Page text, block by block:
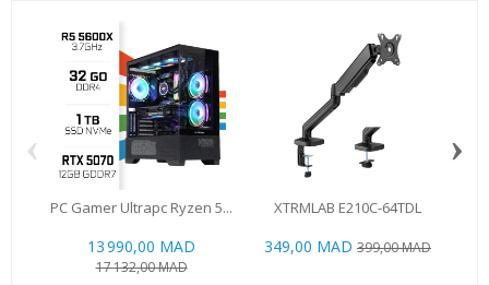
PC Gamer Ultrapc Ryzen 5...
13 990,00 MAD
17 132,00 MAD
XTRMLAB E210C-64TDL
349,00 MAD 399,00 MAD
‹ ›